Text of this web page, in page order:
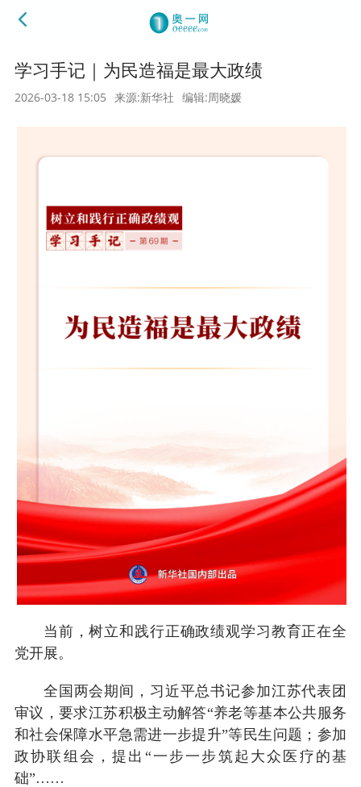
学习手记｜为民造福是最大政绩
2026-03-18 15:05 来源:新华社 编辑:周晓媛
当前，树立和践行正确政绩观学习教育正在全
党开展。
全国两会期间，习近平总书记参加江苏代表团
审议，要求江苏积极主动解答“养老等基本公共服务
和社会保障水平急需进一步提升”等民生问题；参加
政协联组会，提出“一步一步筑起大众医疗的基
础”……